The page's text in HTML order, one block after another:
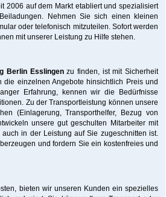
2006 auf dem Markt etabliert und spezialisiert
Nehmen Sie sich einen kleinen
oder telefonisch mitzuteilen. Sofort werden
mit unserer Leistung zu Hilfe stehen.
Berlin Esslingenzu finden, ist mit Sicherheit
einzelnen Angebote hinsichtlich Preis und
Erfahrung, kennen wir die Bedürfnisse
Zu der Transportleistung können unsere
(Einlagerung, Transporthelfer, Bezug von
unsere gut geschulten Mitarbeiter mit
in der Leistung auf Sie zugeschnitten ist.
und fordern Sie ein kostenfreies und
bieten wir unseren Kunden ein spezielles